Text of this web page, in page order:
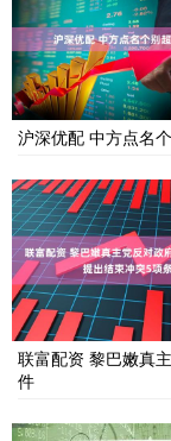
沪深优配 中方点名
联富配资 黎巴嫩真
件